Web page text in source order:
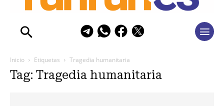
Inicio Etiquetas Tragedia humanitaria
Tag: Tragedia humanitaria